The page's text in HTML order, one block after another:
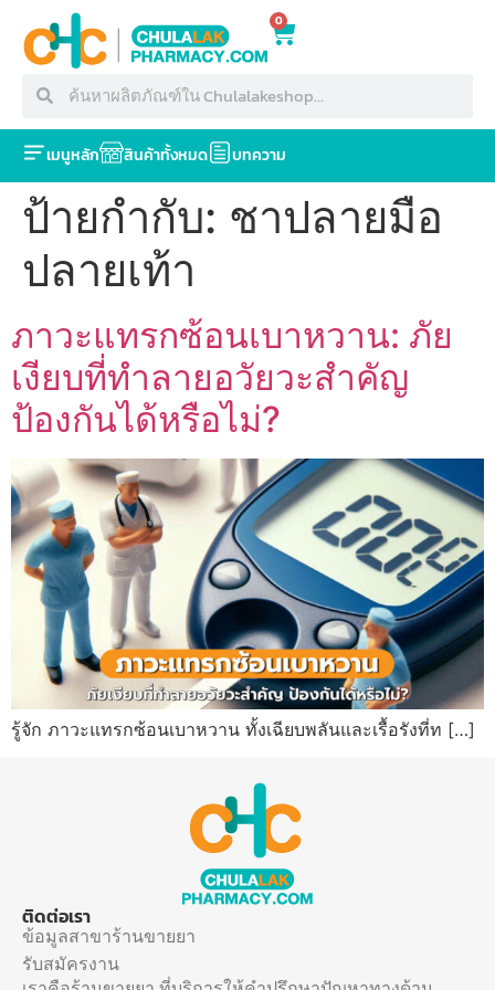
0
เมนูหลัก สินค้าทั้งหมด บทความ
ป้ายกำกับ: ชาปลายมือ
ปลายเท้า
ภาวะแทรกซ้อนเบาหวาน: ภัย
เงียบที่ทำลายอวัยวะสำคัญ
ป้องกันได้หรือไม่?
รู้จัก ภาวะแทรกซ้อนเบาหวาน ทั้งเฉียบพลันและเรื้อรังที่ท […]
ติดต่อเรา
ข้อมูลสาขาร้านขายยา
รับสมัครงาน